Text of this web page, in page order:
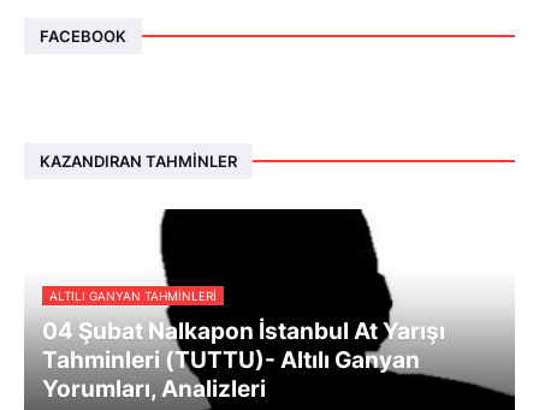
FACEBOOK
KAZANDIRAN TAHMINLER
ALTILI GANYAN TAHMINLERI
04 Şubat Nalkapon İstanbul At Yarışı
Tahminleri (TUTTU)- Altılı Ganyan
Yorumları, Analizleri